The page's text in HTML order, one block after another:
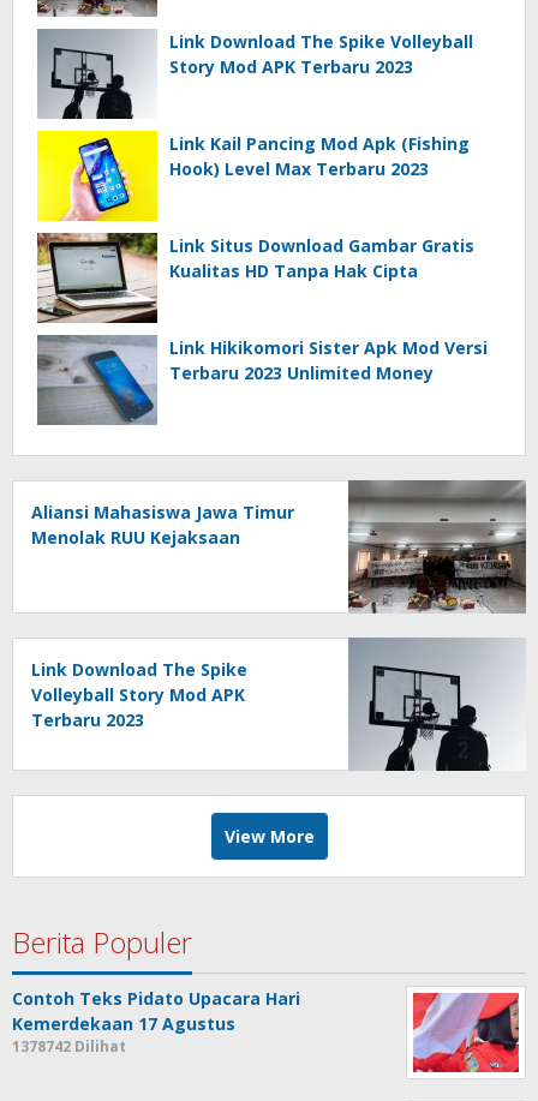
Link Download The Spike Volleyball
Story Mod APK Terbaru 2023
Link Kail Pancing Mod Apk (Fishing
Hook) Level Max Terbaru 2023
Link Situs Download Gambar Gratis
Kualitas HD Tanpa Hak Cipta
Link Hikikomori Sister Apk Mod Versi
Terbaru 2023 Unlimited Money
Aliansi Mahasiswa Jawa Timur
Menolak RUU Kejaksaan
Link Download The Spike
Volleyball Story Mod APK
Terbaru 2023
View More
Berita Populer
Contoh Teks Pidato Upacara Hari
Kemerdekaan 17 Agustus
1378742 Dilihat